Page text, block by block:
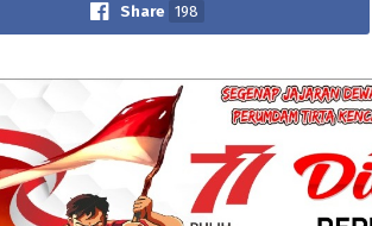
Share 198